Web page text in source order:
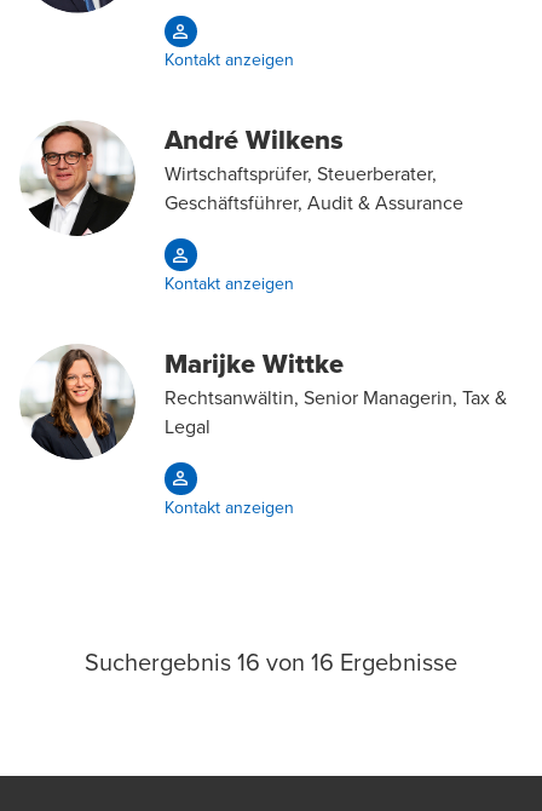
Kontakt anzeigen
André Wilkens
Wirtschaftsprüfer, Steuerberater,
Geschäftsführer, Audit & Assurance
Kontakt anzeigen
Marijke Wittke
Rechtsanwältin, Senior Managerin, Tax &
Legal
Kontakt anzeigen
Suchergebnis16 von 16 Ergebnisse